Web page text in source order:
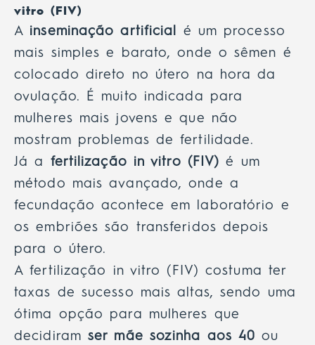
vitro (FIV)
A inseminação artificial é um processo
mais simples e barato, onde o sêmen é
colocado direto no útero na hora da
ovulação. É muito indicada para
mulheres mais jovens e que não
mostram problemas de fertilidade.
Já a fertilização in vitro (FIV) é um
método mais avançado, onde a
fecundação acontece em laboratório e
os embriões são transferidos depois
para o útero.
A fertilização in vitro (FIV) costuma ter
taxas de sucesso mais altas, sendo uma
ótima opção para mulheres que
decidiram ser mãe sozinha aos 40 ou